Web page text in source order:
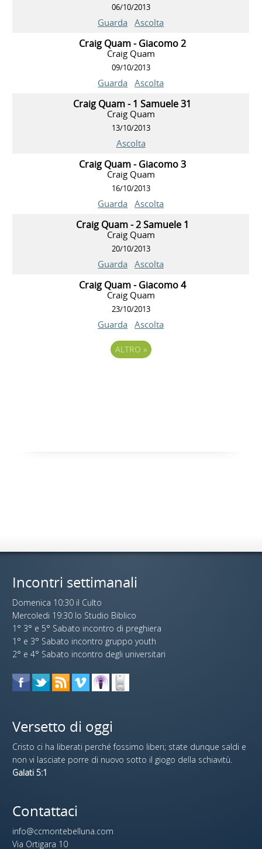
06/10/2013
Guarda Ascolta
Craig Quam - Giacomo 2
Craig Quam
09/10/2013
Guarda Ascolta
Craig Quam - 1 Samuele 31
Craig Quam
13/10/2013
Ascolta
Craig Quam - Giacomo 3
Craig Quam
16/10/2013
Guarda Ascolta
Craig Quam - 2 Samuele 1
Craig Quam
20/10/2013
Guarda Ascolta
Craig Quam - Giacomo 4
Craig Quam
23/10/2013
Guarda Ascolta
ALTRO »
Incontri settimanali
Domenica 10:30 il Culto
Mercoledi 19:30 lo Studio Biblico
1° 3° e 5° Sabato incontro di preghiera
1° e 3° Sabato incontro gruppo youth
2° e 4° Sabato incontro degli universitari
Versetto di oggi
Cristo ci ha liberati perché fossimo liberi; state dunque saldi e
non vi lasciate porre di nuovo sotto il giogo della schiavitù.
Galati 5:1
Contattaci
info@ccmontebelluna.com
Via Ortigara 10